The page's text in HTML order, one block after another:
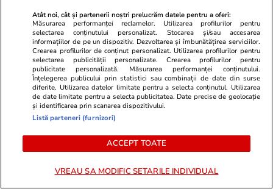
Știri România
Cum se fabrică o bere
artizanală veritabilă: „Sunt
folosite doar patru ingrediente”.
La scară industrială,
fermentația este accelerată de
la 4-6 săptămâni la 5-7 zile
Știri România 18 iul.
Atât noi, cât și partenerii noștri prelucrăm datele pentru a oferi:
Măsurarea performanței reclamelor. Utilizarea profilurilor pentru
selectarea conținutului personalizat. Stocarea și/sau accesarea
informațiilor de pe un dispozitiv. Dezvoltarea și îmbunătățirea serviciilor.
Crearea profilurilor de conținut personalizat. Utilizarea profilurilor pentru
selectarea publicității personalizate. Crearea profilurilor pentru
publicitate personalizată. Măsurarea performanței conținutului.
Înțelegerea publicului prin statistici sau combinații de date din surse
diferite. Utilizarea datelor limitate pentru a selecta conținutul. Utilizarea
de date limitate pentru a selecta publicitatea. Date precise de geolocație
și identificarea prin scanarea dispozitivului.
Listă parteneri (furnizori)
ACCEPT TOATE
VREAU SA MODIFIC SETARILE INDIVIDUAL